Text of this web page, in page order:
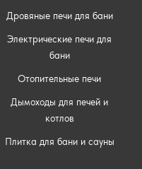
Дровяные печи для бани
Электрические печи для
бани
Отопительные печи
Дымоходы для печей и
котлов
Плитка для бани и сауны